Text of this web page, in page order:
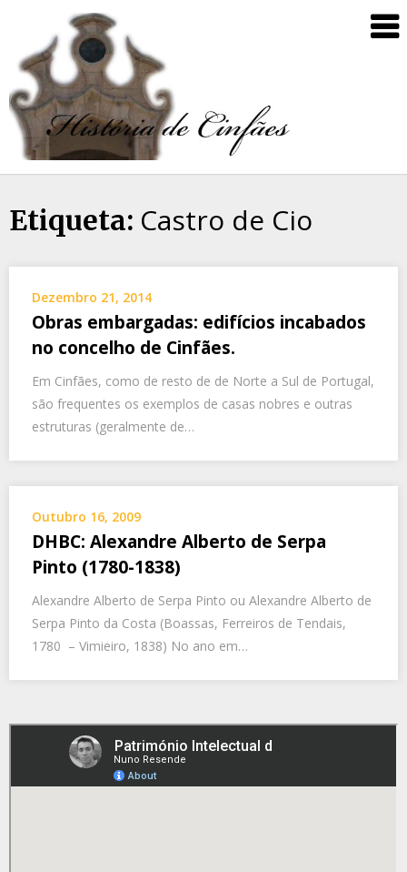
Etiqueta: Castro de Cio
Dezembro 21, 2014
Obras embargadas: edifícios incabados
no concelho de Cinfães.
Em Cinfães, como de resto de de Norte a Sul de Portugal,
são frequentes os exemplos de casas nobres e outras
estruturas (geralmente de…
Outubro 16, 2009
DHBC: Alexandre Alberto de Serpa
Pinto (1780-1838)
Alexandre Alberto de Serpa Pinto ou Alexandre Alberto de
Serpa Pinto da Costa (Boassas, Ferreiros de Tendais,
1780 – Vimieiro, 1838) No ano em…